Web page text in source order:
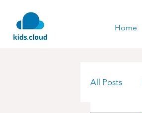
Home
All Posts